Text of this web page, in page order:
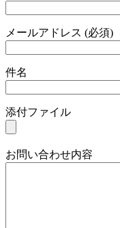
メールアドレス (必須)
件名
添付ファイル
お問い合わせ内容